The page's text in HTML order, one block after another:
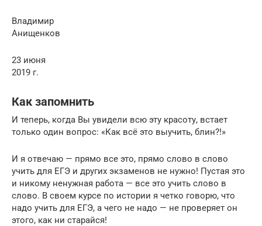
Владимир
Анищенков
23 июня
2019 г.
Как запомнить
И теперь, когда Вы увидели всю эту красоту, встает
только один вопрос: «Как всё это выучить, блин?!»
И я отвечаю — прямо все это, прямо слово в слово
учить для ЕГЭ и других экзаменов не нужно! Пустая это
и никому ненужная работа — все это учить слово в
слово. В своем курсе по истории я четко говорю, что
надо учить для ЕГЭ, а чего не надо — не проверяет он
этого, как ни старайся!